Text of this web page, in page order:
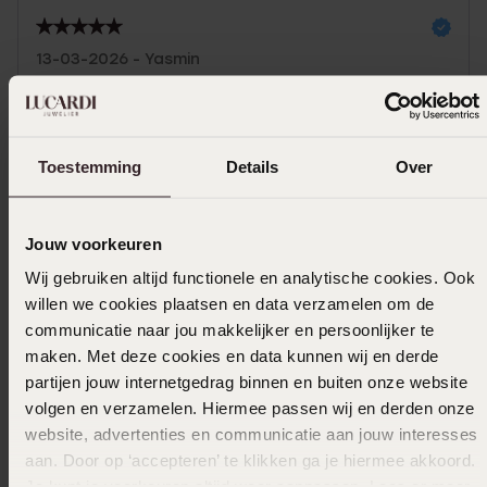
Toestemming Details Over
Jouw voorkeuren
Wij gebruiken altijd functionele en analytische cookies. Ook
willen we cookies plaatsen en data verzamelen om de
communicatie naar jou makkelijker en persoonlijker te
maken. Met deze cookies en data kunnen wij en derde
partijen jouw internetgedrag binnen en buiten onze website
volgen en verzamelen. Hiermee passen wij en derden onze
website, advertenties en communicatie aan jouw interesses
aan. Door op ‘accepteren’ te klikken ga je hiermee akkoord.
13-03-2026 - Yasmin
In winkelmandje
Ook leuk voor jou